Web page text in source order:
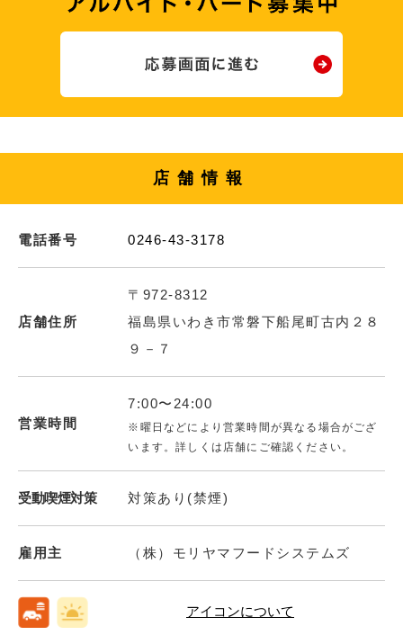
店舗情報
電話番号 0246-43-3178
店舗住所
〒972-8312
福島県いわき市常磐下船尾町古内２８
９－７
営業時間
7:00〜24:00
※曜日などにより営業時間が異なる場合がござ
います。詳しくは店舗にご確認ください。
受動喫煙対策 対策あり(禁煙)
雇用主 （株）モリヤマフードシステムズ
アイコンについて